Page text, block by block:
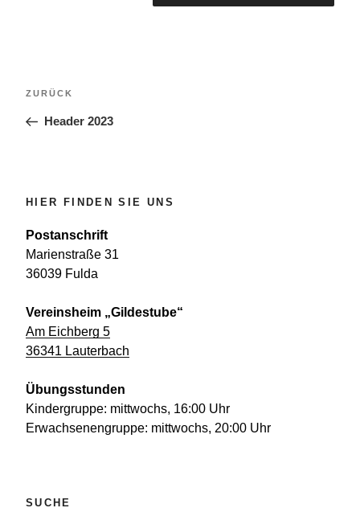
Vorheriger
ZURÜCK
Header 2023
HIER FINDEN SIE UNS
Postanschrift
Marienstraße 31
36039 Fulda
Vereinsheim „Gildestube“
Am Eichberg 5
36341 Lauterbach
Übungsstunden
Kindergruppe: mittwochs, 16:00 Uhr
Erwachsenengruppe: mittwochs, 20:00 Uhr
SUCHE